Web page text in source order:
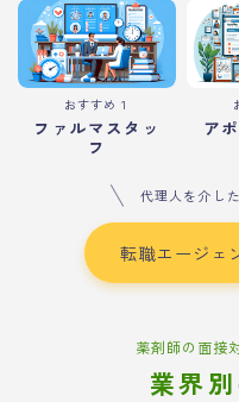
おすすめ１
ファルマスタッ
フ
ア
代理人を介し
転職エージェ
薬剤師の面接
業界